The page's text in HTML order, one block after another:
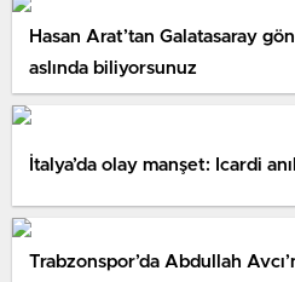
Hasan Arat’tan Galatasaray
aslında biliyorsunuz
İtalya’da olay manşet: Icardi
Trabzonspor’da Abdullah